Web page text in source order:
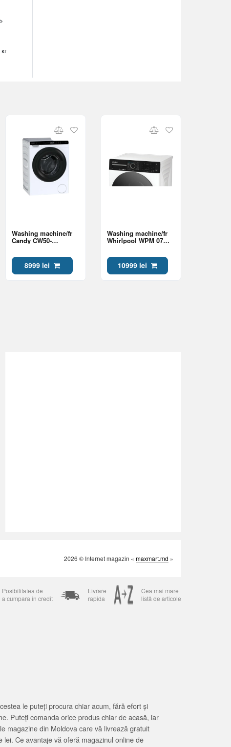
Washing machine/fr
Candy CW50-
8999 lei
Washing machine/fr
Whirlpool WPM 07W
10999 lei
2026 © Internet magazin « maxmart.md »
Posibilitatea de
a cumpara in credit
Livrare
rapida
Cea mai mare
listă de articole
le puteți procura chiar acum, fără efort și
Puteți comanda orice produs chiar de acasă, iar
magazine din Moldova care vă livrează gratuit
Ce avantaje vă oferă magazinul online de